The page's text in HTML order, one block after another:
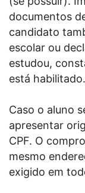
documentos
candidato
escolar ou
estudou,
está habilitado.
Caso o aluno
apresentar
CPF. O
mesmo
exigido em